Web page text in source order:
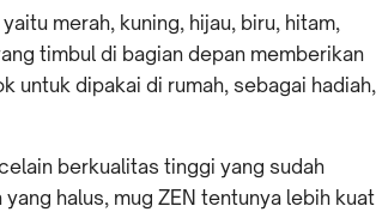
merah, kuning, hijau, biru, hitam,
timbul di bagian depan memberikan
untuk dipakai di rumah, sebagai hadiah,
berkualitas tinggi yang sudah
halus, mug ZEN tentunya lebih kuat